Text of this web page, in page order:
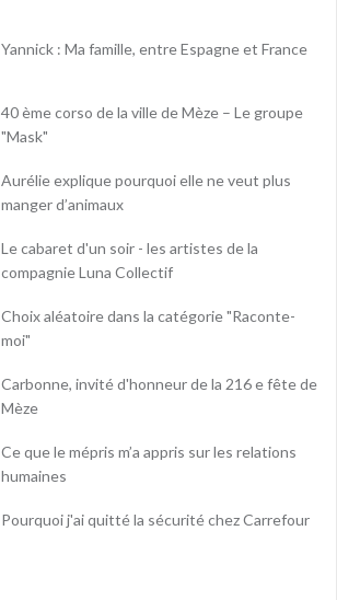
Yannick : Ma famille, entre Espagne et France
40 ème corso de la ville de Mèze – Le groupe
"Mask"
Aurélie explique pourquoi elle ne veut plus
manger d’animaux
Le cabaret d'un soir - les artistes de la
compagnie Luna Collectif
Choix aléatoire dans la catégorie "Raconte-
moi"
Carbonne, invité d'honneur de la 216 e fête de
Mèze
Ce que le mépris m’a appris sur les relations
humaines
Pourquoi j'ai quitté la sécurité chez Carrefour